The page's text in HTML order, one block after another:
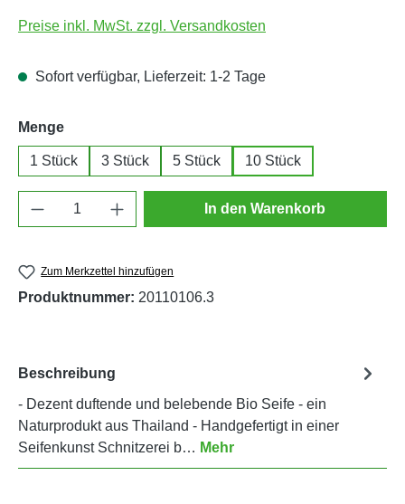
Preise inkl. MwSt. zzgl. Versandkosten
Sofort verfügbar, Lieferzeit: 1-2 Tage
Mengeauswählen
1 Stück 3 Stück 5 Stück 10 Stück
Produkt Anzahl: Gib den gewünschten
In den Warenkorb
Zum Merkzettel hinzufügen
Produktnummer: 20110106.3
Beschreibung
- Dezent duftende und belebende Bio Seife - ein
Naturprodukt aus Thailand - Handgefertigt in einer
Seifenkunst Schnitzerei b… Mehr